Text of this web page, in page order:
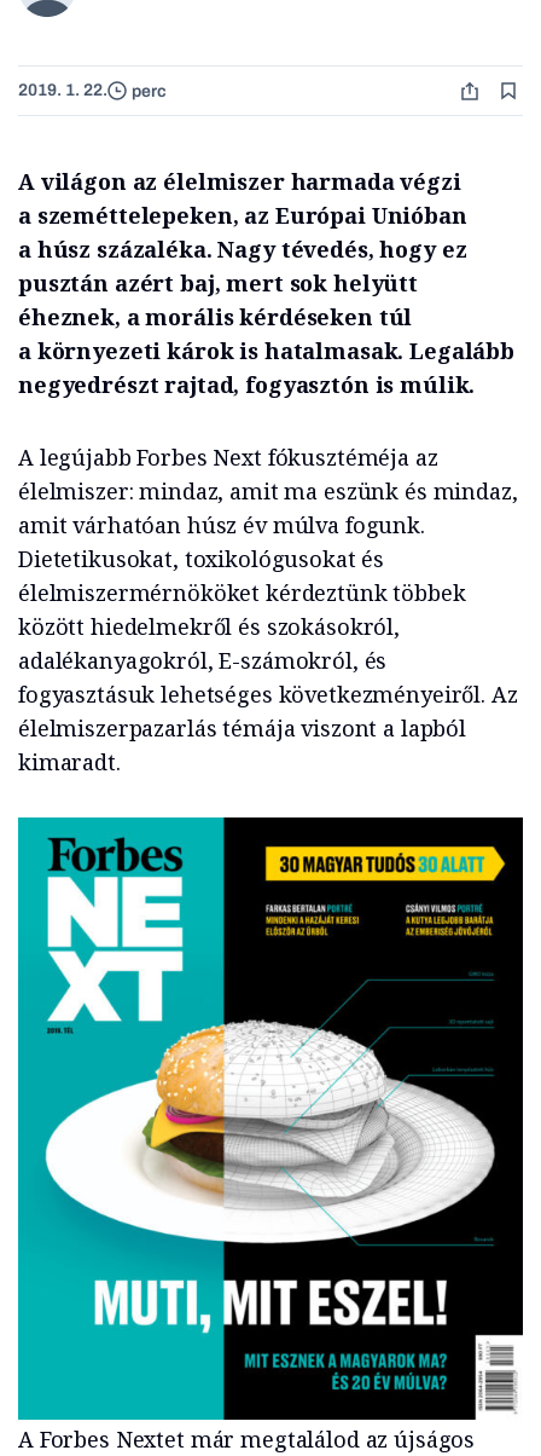
2019. 1. 22. perc
A világon az élelmiszer harmada végzi
a szeméttelepeken, az Európai Unióban
a húsz százaléka. Nagy tévedés, hogy ez
pusztán azért baj, mert sok helyütt
éheznek, a morális kérdéseken túl
a környezeti károk is hatalmasak. Legalább
negyedrészt rajtad, fogyasztón is múlik.
A legújabb Forbes Next fókusztéméja az
élelmiszer: mindaz, amit ma eszünk és mindaz,
amit várhatóan húsz év múlva fogunk.
Dietetikusokat, toxikológusokat és
élelmiszermérnököket kérdeztünk többek
között hiedelmekről és szokásokról,
adalékanyagokról, E-számokról, és
fogyasztásuk lehetséges következményeiről. Az
élelmiszerpazarlás témája viszont a lapból
kimaradt.
A Forbes Nextet már megtalálod az újságos